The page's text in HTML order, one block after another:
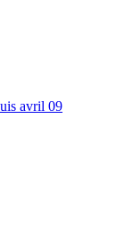
avril 09